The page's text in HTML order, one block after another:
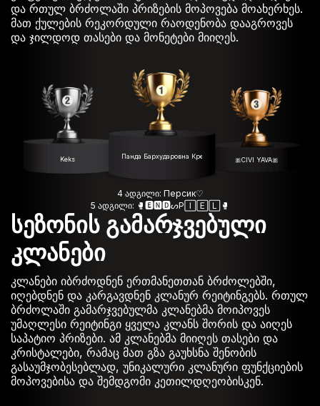
და რთულ ბრძოლაში პრიზების მოპოვება მოახერხეს.
მათ ქულების რეკორდული რაოდენობა დააგროვეს
და ჯილდოდ თასები და მონეტები მიიღეს.
Панда Бархударовна Креативная 🐼
Keks 🎀CIVI YAVA🎀
4 ადგილი: Персик♡
5 ადგილი: 🥊🅴🅽🅳ᔕP🄸🄴🄻🥊
სეზონის გამარჯვებული
კლანები
კლანები იბრძოდნენ ერთმანეთთან ბრძოლებში,
იღებდნენ და კარგავდნენ კლანურ რეიტინგებს. რთულ
ბრძოლაში გამარჯვებულმა კლანებმა მოიპოვეს
უმაღლესი რეიტინგი ყველა კლანს შორის და აიღეს
საპატიო პრიზები. ამ კლანებმა მიიღეს თასები და
კრისტალები, რამაც მათ გზა გაუხსნა შენობის
გასაუმჯობესებლად, უნიკალური კლანური ფუნქციების
მოპოვებისა და შემდგომი კეთილდღეობისკენ.